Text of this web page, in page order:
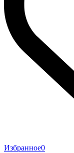
Избранное0